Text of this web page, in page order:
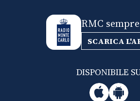
RMC
SCARICA
DISPONIBILE